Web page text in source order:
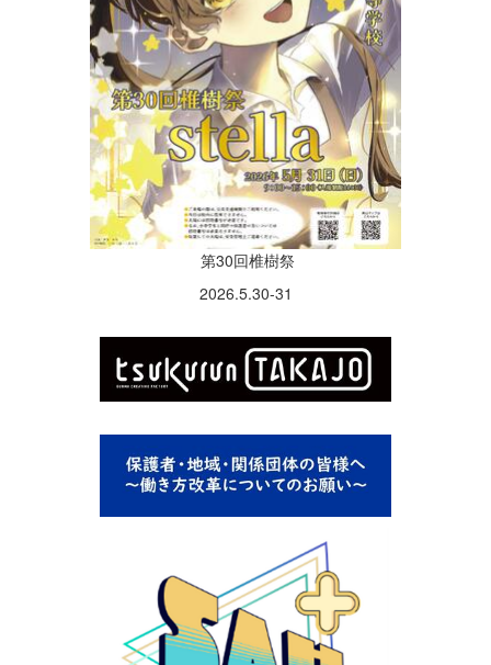
第30回椎樹祭
2026.5.30-31